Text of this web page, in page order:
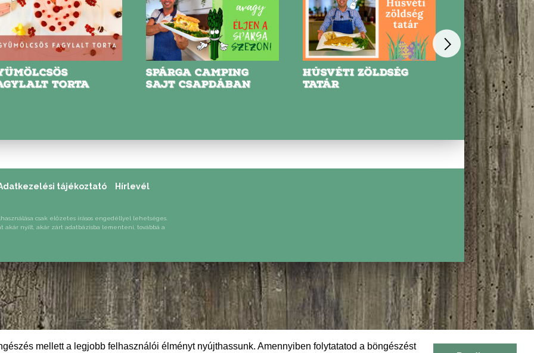
mellett a legjobb felhasználói élményt nyújthassunk. Amennyiben folytatatod a böngészést
TORTA
SPÁRGA CAMPING
SAJT CSAPDÁBAN
HÚSVÉTI ZÖLDSÉG
TATÁR
TÖMLŐS
TÖLTÖTT
CSIRKEMELL
FÓLIÁBAN
tájékoztató Hírlevél
csak előzetes írásos engedéllyel lehetséges.
nyílt, akár zárt adatbázisba lementeni, továbbá a